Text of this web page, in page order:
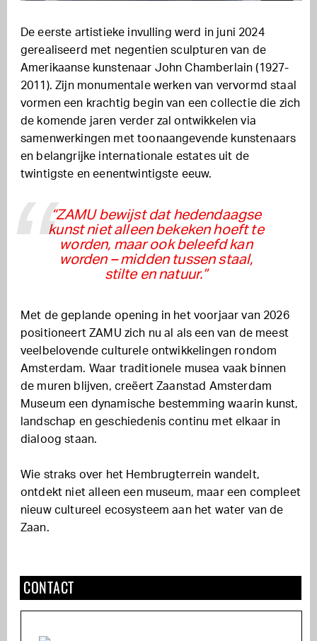
De eerste artistieke invulling werd in juni 2024
gerealiseerd met negentien sculpturen van de
Amerikaanse kunstenaar John Chamberlain (1927-
2011). Zijn monumentale werken van vervormd staal
vormen een krachtig begin van een collectie die zich
de komende jaren verder zal ontwikkelen via
samenwerkingen met toonaangevende kunstenaars
en belangrijke internationale estates uit de
twintigste en eenentwintigste eeuw.
“ZAMU bewijst dat hedendaagse
kunst niet alleen bekeken hoeft te
worden, maar ook beleefd kan
worden – midden tussen staal,
stilte en natuur.”
Met de geplande opening in het voorjaar van 2026
positioneert ZAMU zich nu al als een van de meest
veelbelovende culturele ontwikkelingen rondom
Amsterdam. Waar traditionele musea vaak binnen
de muren blijven, creëert Zaanstad Amsterdam
Museum een dynamische bestemming waarin kunst,
landschap en geschiedenis continu met elkaar in
dialoog staan.
Wie straks over het Hembrugterrein wandelt,
ontdekt niet alleen een museum, maar een compleet
nieuw cultureel ecosysteem aan het water van de
Zaan.
CONTACT